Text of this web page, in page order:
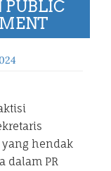
yang hendak
dalam PR